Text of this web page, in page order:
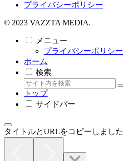
プライバシーポリシー
© 2023 VAZZTA MEDIA.
メニュー
プライバシーポリシー
ホーム
検索
トップ
サイドバー
タイトルとURLをコピーしました